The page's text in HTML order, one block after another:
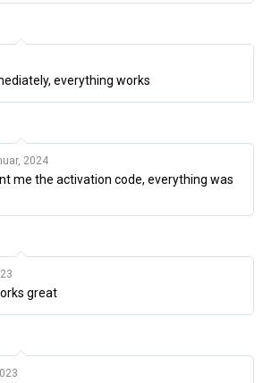
everything works
2024
me the activation code, everything was
great